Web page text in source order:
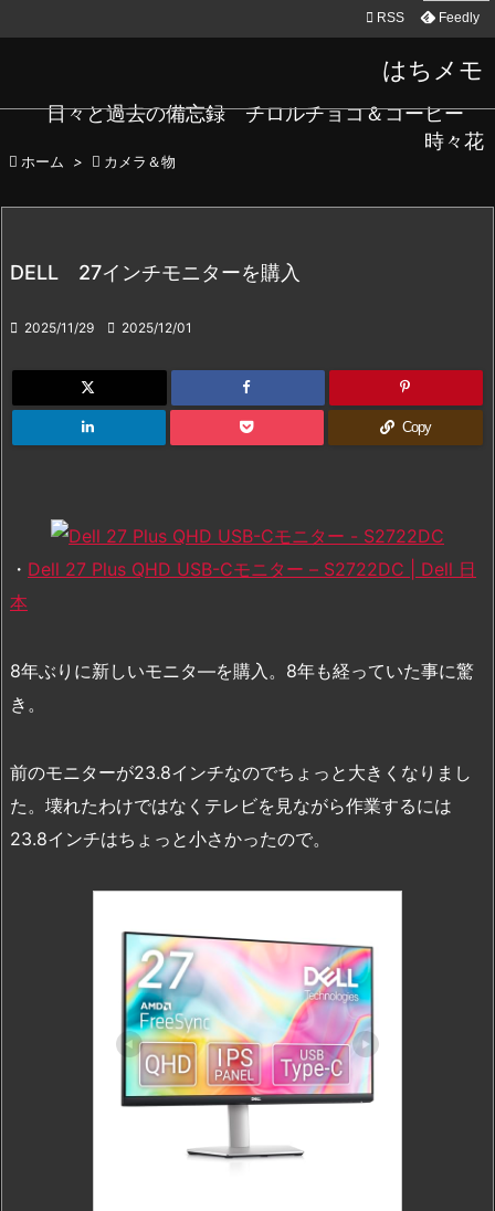
はちメモ
日々と過去の備忘録 チロルチョコ＆コーヒー
時々花
 RSS Feedly
 ホーム >  カメラ＆物
DELL 27インチモニターを購入
 2025/11/29  2025/12/01
Copy
・ Dell 27 Plus QHD USB-Cモニター – S2722DC | Dell 日
本
8年ぶりに新しいモニタ―を購入。8年も経っていた事に驚
き。
前のモニターが23.8インチなのでちょっと大きくなりまし
た。壊れたわけではなくテレビを見ながら作業するには
23.8インチはちょっと小さかったので。